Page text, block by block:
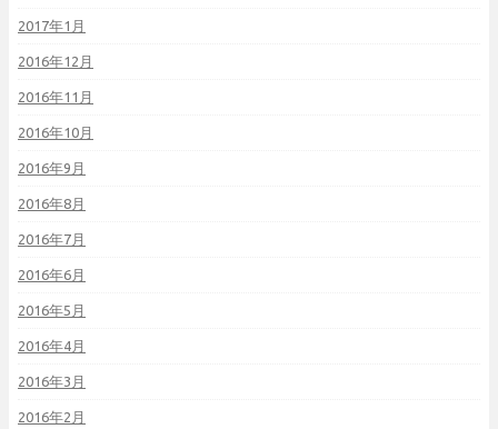
2017年1月
2016年12月
2016年11月
2016年10月
2016年9月
2016年8月
2016年7月
2016年6月
2016年5月
2016年4月
2016年3月
2016年2月